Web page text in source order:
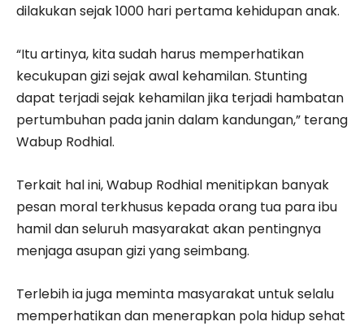
dilakukan sejak 1000 hari pertama kehidupan anak.
“Itu artinya, kita sudah harus memperhatikan
kecukupan gizi sejak awal kehamilan. Stunting
dapat terjadi sejak kehamilan jika terjadi hambatan
pertumbuhan pada janin dalam kandungan,” terang
Wabup Rodhial.
Terkait hal ini, Wabup Rodhial menitipkan banyak
pesan moral terkhusus kepada orang tua para ibu
hamil dan seluruh masyarakat akan pentingnya
menjaga asupan gizi yang seimbang.
Terlebih ia juga meminta masyarakat untuk selalu
memperhatikan dan menerapkan pola hidup sehat